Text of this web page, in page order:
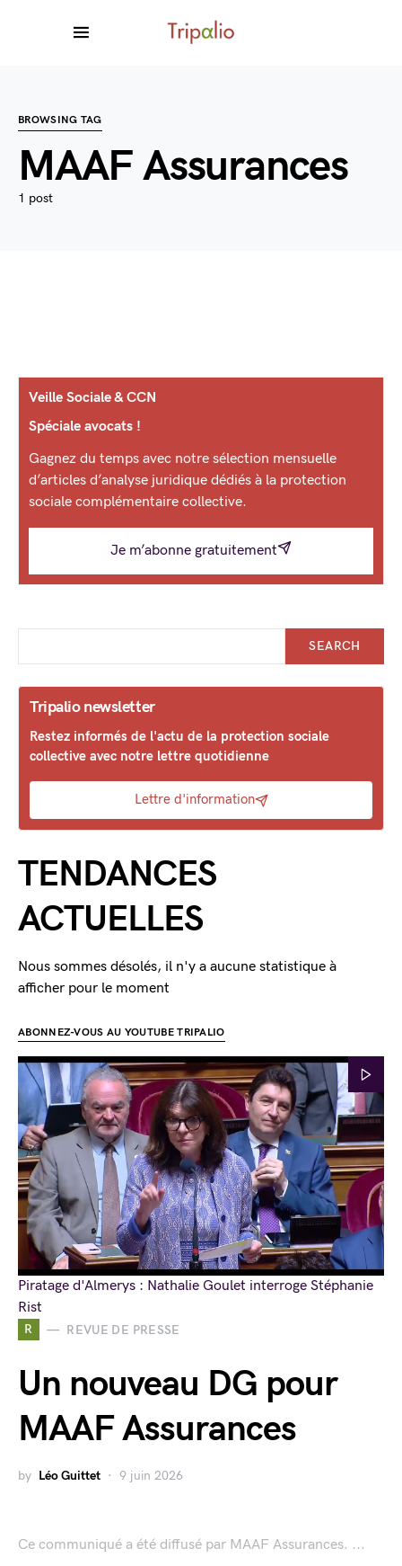
BROWSING TAG
MAAF Assurances
1 post
R REVUE DE PRESSE
Un nouveau DG pour
MAAF Assurances
by Léo Guittet 9 juin 2026
Ce communiqué a été diffusé par MAAF Assurances. ...
Veille Sociale & CCN
Spéciale avocats !
Gagnez du temps avec notre sélection mensuelle
d’articles d’analyse juridique dédiés à la protection
sociale complémentaire collective.
Je m’abonne gratuitement
SEARCH
Tripalio newsletter
Restez informés de l'actu de la protection sociale
collective avec notre lettre quotidienne
Lettre d'information
TENDANCES
ACTUELLES
Nous sommes désolés, il n'y a aucune statistique à
afficher pour le moment
ABONNEZ-VOUS AU YOUTUBE TRIPALIO
Piratage d'Almerys : Nathalie Goulet interroge Stéphanie
Rist